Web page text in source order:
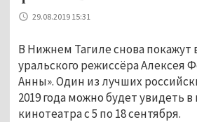
29.08.2019 15:31
В Нижнем Тагиле снова
уральского режиссёра Алексея
Анны». Один из лучших
2019 года можно будет увидеть
кинотеатра с 5 по 18 сентября.